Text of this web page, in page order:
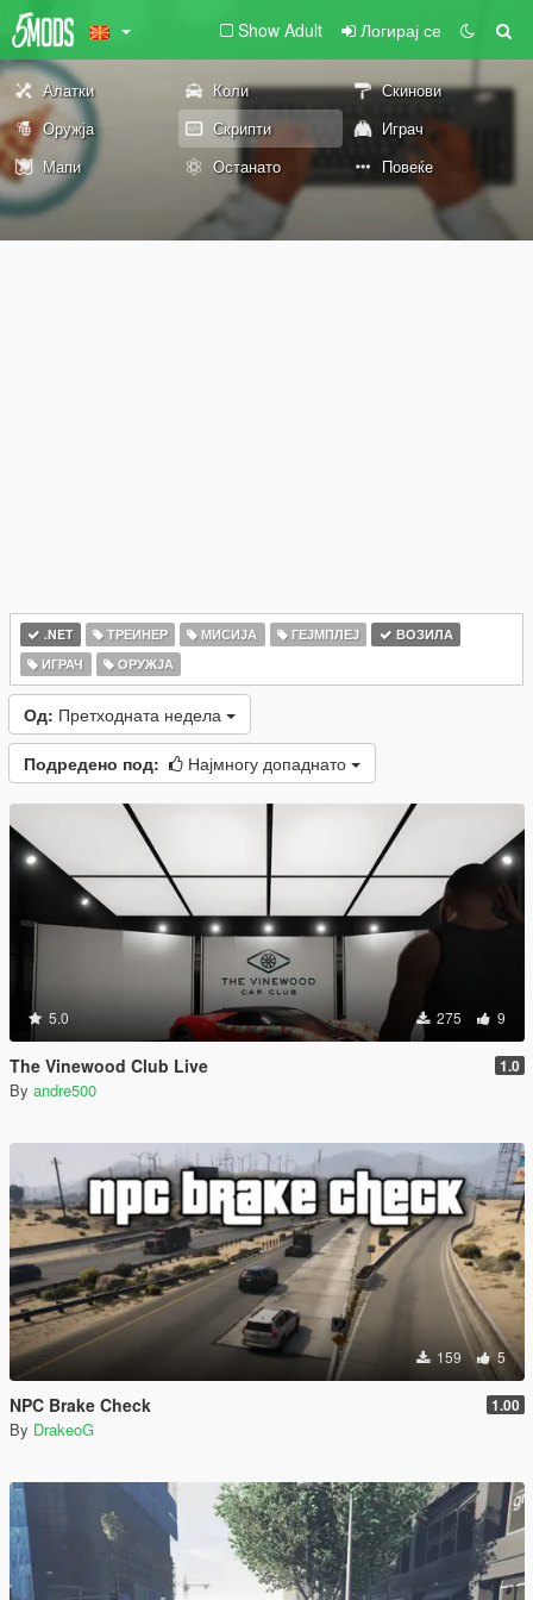
Show Adult Логирај се
Алатки Коли
Скинови
Оружја
Скрипти
Играч
Мапи
Останато Повеќе
.NET ТРЕИНЕР МИСИЈА ГЕЈМПЛЕЈ
ВОЗИЛА
ИГРАЧ
ОРУЖЈА
Од: Претходната недела
Подредено под: Најмногу допаднато
5.0 275 9
The Vinewood Club Live 1.0
By andre500
159 5
NPC Brake Check 1.00
By DrakeoG